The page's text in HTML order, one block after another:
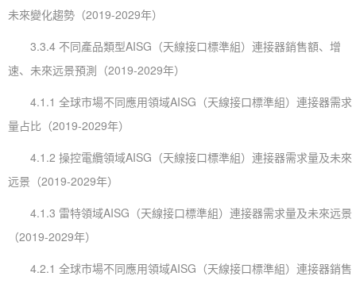
未來變化趨勢（2019-2029年）
3.3.4 不同產品類型AISG（天線接口標準組）連接器銷售額、增
速、未來远景預測（2019-2029年）
4.1.1 全球市場不同應用領域AISG（天線接口標準組）連接器需求
量占比（2019-2029年）
4.1.2 操控電纜領域AISG（天線接口標準組）連接器需求量及未來
远景（2019-2029年）
4.1.3 雷特領域AISG（天線接口標準組）連接器需求量及未來远景
（2019-2029年）
4.2.1 全球市場不同應用領域AISG（天線接口標準組）連接器銷售